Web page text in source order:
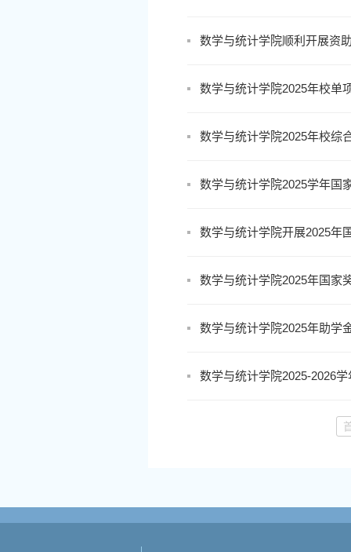
数学与统计学院顺利开展资
数学与统计学院2025年校单
数学与统计学院2025年校综
数学与统计学院2025学年国
数学与统计学院开展2025年
数学与统计学院2025年国家
数学与统计学院2025年助学
数学与统计学院2025-2026